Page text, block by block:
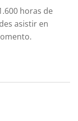
horas de
asistir en